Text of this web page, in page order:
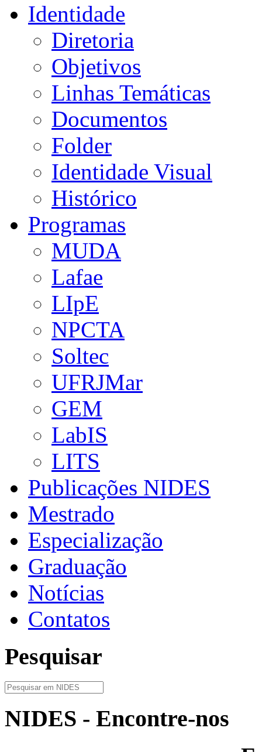
Identidade
Diretoria
Objetivos
Linhas Temáticas
Documentos
Folder
Identidade Visual
Histórico
Programas
MUDA
Lafae
LIpE
NPCTA
Soltec
UFRJMar
GEM
LabIS
LITS
Publicações NIDES
Mestrado
Especialização
Graduação
Notícias
Contatos
Pesquisar
NIDES - Encontre-nos